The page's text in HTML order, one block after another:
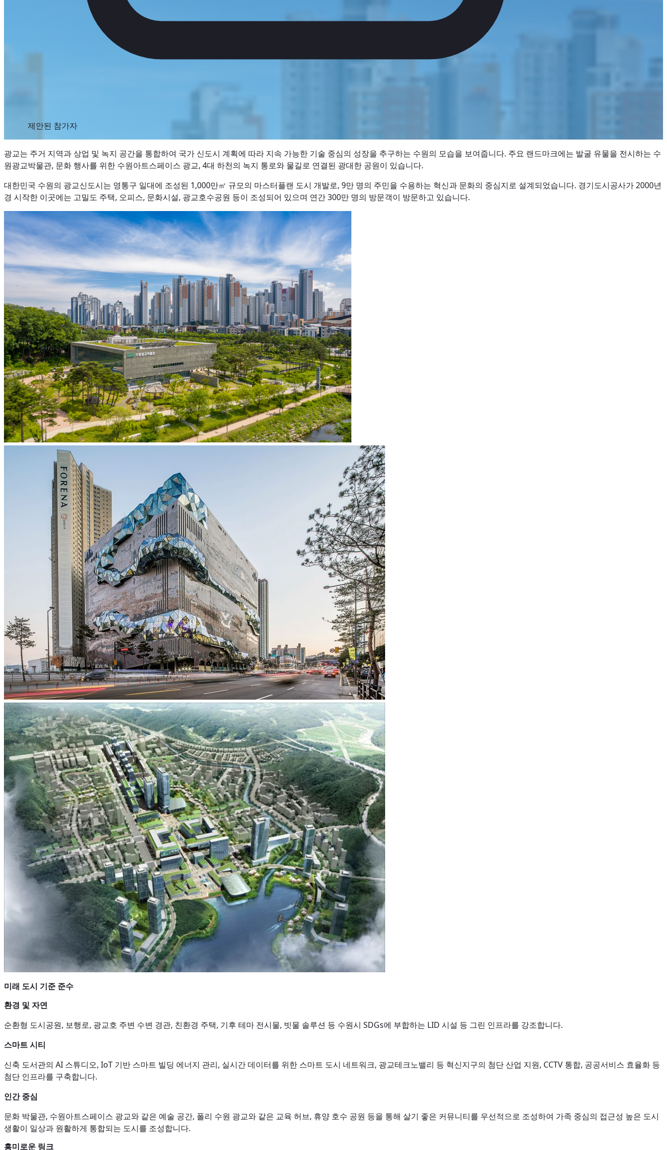
제안된 참가자
광교는 주거 지역과 상업 및 녹지 공간을 통합하여 국가 신도시 계획에 따라 지속 가능한 기술 중심의 성장을 추구하는 수원의 모습을 보여줍니다. 주요 랜드마크에는 발굴 유물을 전시하는 수
원광교박물관, 문화 행사를 위한 수원아트스페이스 광교, 4대 하천의 녹지 통로와 물길로 연결된 광대한 공원이 있습니다.
대한민국 수원의 광교신도시는 영통구 일대에 조성된 1,000만㎡ 규모의 마스터플랜 도시 개발로, 9만 명의 주민을 수용하는 혁신과 문화의 중심지로 설계되었습니다. 경기도시공사가 2000년
경 시작한 이곳에는 고밀도 주택, 오피스, 문화시설, 광교호수공원 등이 조성되어 있으며 연간 300만 명의 방문객이 방문하고 있습니다.
미래 도시 기준 준수
환경 및 자연
순환형 도시공원, 보행로, 광교호 주변 수변 경관, 친환경 주택, 기후 테마 전시물, 빗물 솔루션 등 수원시 SDGs에 부합하는 LID 시설 등 그린 인프라를 강조합니다.
스마트 시티
신축 도서관의 AI 스튜디오, IoT 기반 스마트 빌딩 에너지 관리, 실시간 데이터를 위한 스마트 도시 네트워크, 광교테크노밸리 등 혁신지구의 첨단 산업 지원, CCTV 통합, 공공서비스 효율화 등
첨단 인프라를 구축합니다.
인간 중심
문화 박물관, 수원아트스페이스 광교와 같은 예술 공간, 폴리 수원 광교와 같은 교육 허브, 휴양 호수 공원 등을 통해 살기 좋은 커뮤니티를 우선적으로 조성하여 가족 중심의 접근성 높은 도시
생활이 일상과 원활하게 통합되는 도시를 조성합니다.
흥미로운 링크